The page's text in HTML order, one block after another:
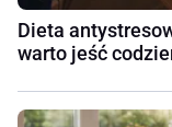
Dieta
warto jeść